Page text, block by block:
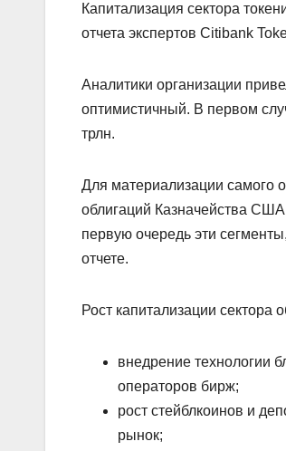
Капитализация сектора
отчета экспертов Citibank
Аналитики организации
оптимистичный. В первом
трлн.
Для материализации самого
облигаций Казначейства
первую очередь эти
отчете.
Рост капитализации сектора
внедрение технологии
операторов бирж;
рост стейблкоинов и
рынок;